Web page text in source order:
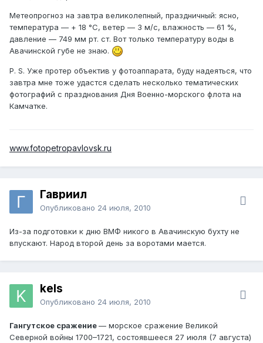
Метеопрогноз на завтра великолепный, праздничный: ясно,
температура — + 18 °C, ветер — 3 м/с, влажность — 61 %,
давление — 749 мм рт. ст. Вот только температуру воды в
Авачинской губе не знаю.
P. S. Уже протер объектив у фотоаппарата, буду надеяться, что
завтра мне тоже удастся сделать несколько тематических
фотографий с празднования Дня Военно-морского флота на
Камчатке.
www.fotopetropavlovsk.ru
Гавриил
Опубликовано 24 июля, 2010
Из-за подготовки к дню ВМФ никого в Авачинскую бухту не
впускают. Народ второй день за воротами мается.
kels
Опубликовано 24 июля, 2010
Гангутское сражение— морское сражение Великой
Северной войны 1700–1721, состоявшееся 27 июля (7 августа)